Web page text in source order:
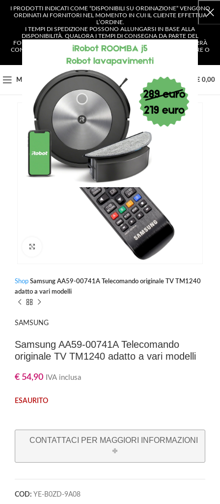
I PRODOTTI INDICATI COME “DISPONIBILI SU ORDINAZIONE” VENGONO
ORDINATI AI FORNITORI NEL MOMENTO IN CUI IL CLIENTE EFFETTUA
L’ORDINE.
I TEMPI DI SPEDIZIONE POSSONO ALLUNGARSI IN BASE ALLA
DISPONIBILITÀ. QUALORA I TEMPI DI CONSEGNA DA PARTE DEL
FORNITORE SUPERASSERO I 4 GIORNI LAVORATIVI, IL CLIENTE VERRÀ
CONTATTATO E AVRÀ LA POSSIBILITÀ DI SCEGLIERE SE CONFERMARE O
ANNULLARE L’ORDINE.
MENU € 0,00
Shop Samsung AA59-00741A Telecomando originale TV TM1240
adatto a vari modelli
SAMSUNG
Samsung AA59-00741A Telecomando
originale TV TM1240 adatto a vari modelli
€ 54,90 IVA inclusa
ESAURITO
CONTATTACI PER MAGGIORI INFORMAZIONI
COD: YE-B0ZD-9A08